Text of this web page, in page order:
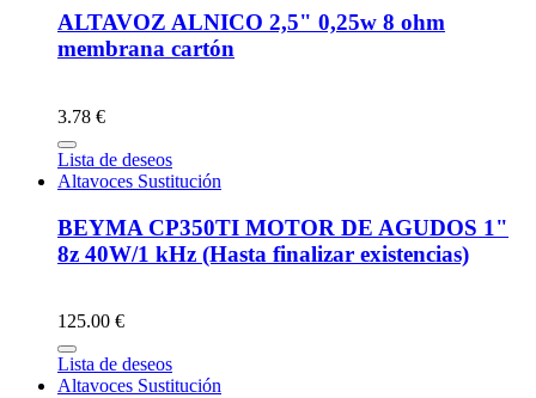
ALTAVOZ ALNICO 2,5" 0,25w 8 ohm
membrana cartón
3.78 €
Lista de deseos
Altavoces Sustitución
BEYMA CP350TI MOTOR DE AGUDOS 1"
8z 40W/1 kHz (Hasta finalizar existencias)
125.00 €
Lista de deseos
Altavoces Sustitución